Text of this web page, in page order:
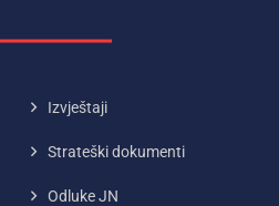
Izvještaji
Strateški dokumenti
Odluke JN